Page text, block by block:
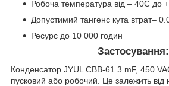
Робоча температура від – 40С до
Допустимий тангенс кута втрат–
Ресурс до 10 000 годин
Застосування:
Конденсатор JYUL CBB-61 3 mF, 450
пусковий або робочий. Це залежить від